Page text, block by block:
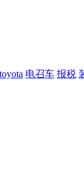
toyota 电召车 报税